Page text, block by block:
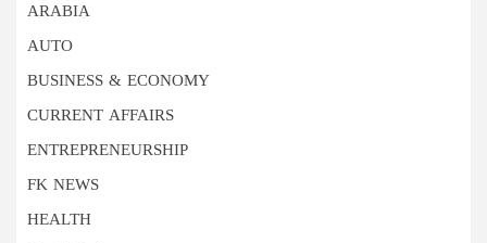
ARABIA
AUTO
BUSINESS & ECONOMY
CURRENT AFFAIRS
ENTREPRENEURSHIP
FK NEWS
HEALTH